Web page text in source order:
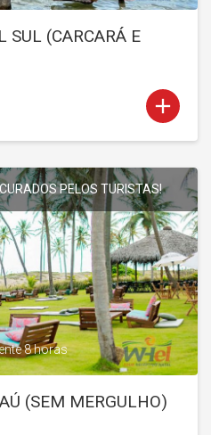
add
SUL (CARCARÁ E
PELOS TURISTAS!
8 horas
(SEM MERGULHO)